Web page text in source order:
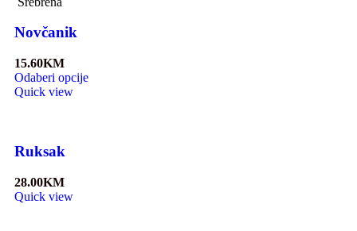
Novčanik
15.60KM
Odaberi opcije
Quick view
Ruksak
28.00KM
Quick view